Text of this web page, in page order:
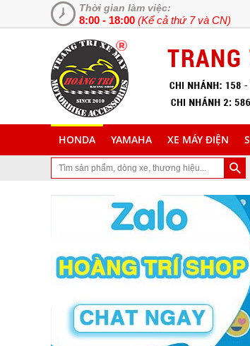
Thời gian làm việc:
8:00 - 18:00 (Kể cả thứ 7 và CN)
HONDA YAMAHA XE MÁY ĐIỆN
trang trí làm đẹp xe máy, xe tay ga đời mới, tân